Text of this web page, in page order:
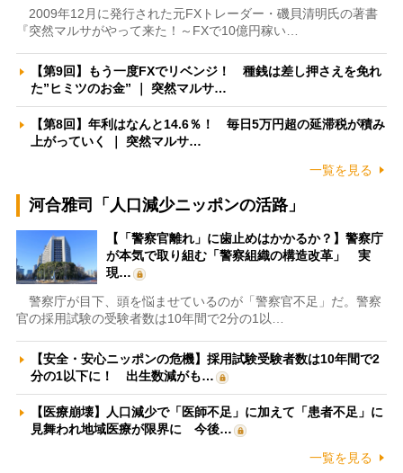
2009年12月に発行された元FXトレーダー・磯貝清明氏の著書
『突然マルサがやって来た！～FXで10億円稼い…
【第9回】もう一度FXでリベンジ！ 種銭は差し押さえを免れ
た”ヒミツのお金” ｜ 突然マルサ…
【第8回】年利はなんと14.6％！ 毎日5万円超の延滞税が積み
上がっていく ｜ 突然マルサ…
一覧を見る
河合雅司「人口減少ニッポンの活路」
【「警察官離れ」に歯止めはかかるか？】警察庁
が本気で取り組む「警察組織の構造改革」 実
現…
警察庁が目下、頭を悩ませているのが「警察官不足」だ。警察
官の採用試験の受験者数は10年間で2分の1以…
【安全・安心ニッポンの危機】採用試験受験者数は10年間で2
分の1以下に！ 出生数減がも…
【医療崩壊】人口減少で「医師不足」に加えて「患者不足」に
見舞われ地域医療が限界に 今後…
一覧を見る